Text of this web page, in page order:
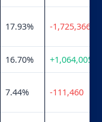
17.93% -1,725,366
16.70% +1,064,005
7.44% -111,460